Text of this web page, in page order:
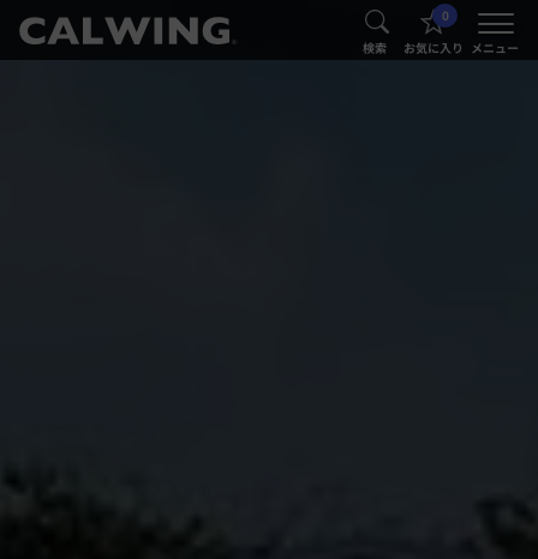
® 検索
0
お気に入り メニュー
®